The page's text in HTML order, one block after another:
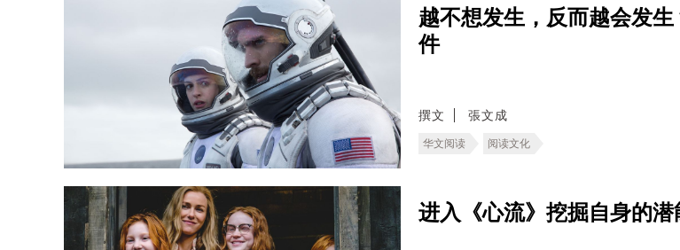
越不想发生，反而越会发
件
撰文 張文成
华文阅读 阅读文化
进入《心流》挖掘自身的